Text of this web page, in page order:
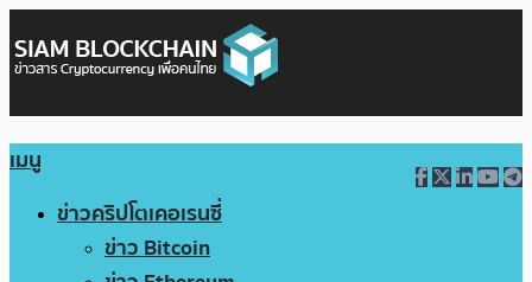
เมนู
ข่าวคริปโตเคอเรนซี่
ข่าว Bitcoin